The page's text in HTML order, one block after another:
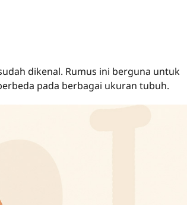
dikenal. Rumus ini berguna untuk
pada berbagai ukuran tubuh.